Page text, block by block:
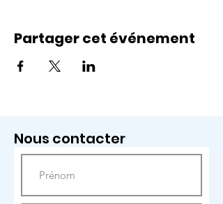
Partager cet événement
Nous contacter